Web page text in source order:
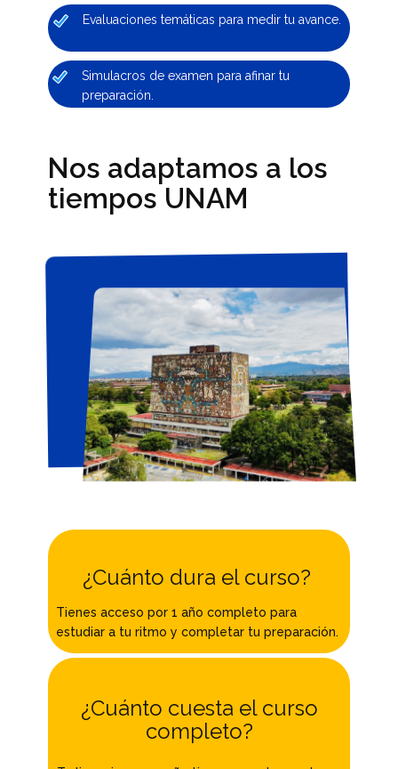
Evaluaciones temáticas para medir tu avance.
Simulacros de examen para afinar tu
preparación.
Nos adaptamos a los
tiempos UNAM
¿Cuánto dura el curso?
Tienes acceso por 1 año completo para
estudiar a tu ritmo y completar tu preparación.
¿Cuánto cuesta el curso
completo?